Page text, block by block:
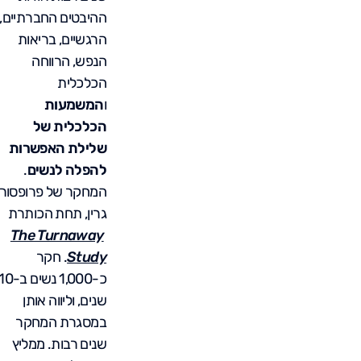
ההיבטים החברתיים,
הרגשיים, בריאות
הנפש, הרווחה
הכלכלית
והמשמעות
הכלכלית של
שלילת האפשרות
להפלה לנשים.
המחקר של
גרין, תחת הכותרת
The Turnaway
Study. חקר
כ-1,000
שנים, וליווה אותן
במסגרת המחקר
שנים רבות. ממליץ